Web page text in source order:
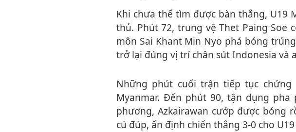
Khi chưa thể tìm được bàn thắng, U19 Myanmar lại liên tiếp mắc sai lầm nơi hàng
thủ. Phút 72, trung vệ Thet Paing Soe
môn Sai Khant Min Nyo phá bóng
trở lại đúng vị trí chân sút Indonesia và
Những phút cuối trận tiếp tục chứng kiến sự lúng túng của hàng phòng ngự
Myanmar. Đến phút 90, tận dụng
phương, Azkairawan cướp được bóng
cú đúp, ấn định chiến thắng 3-0 cho